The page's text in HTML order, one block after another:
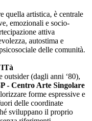
quella artistica, è centrale
emozionali e socio-
attiva
autostima e
delle comunità.
outsider (dagli anni ‘80),
- Centro Arte Singolare
forme espressive e
delle coordinate
sviluppano il proprio